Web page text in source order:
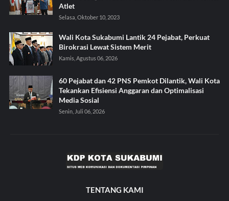
Atlet
Selasa, Oktober 10, 2023
Wali Kota Sukabumi Lantik 24 Pejabat, Perkuat
Birokrasi Lewat Sistem Merit
Kamis, Agustus 06, 2026
60 Pejabat dan 42 PNS Pemkot Dilantik, Wali Kota
Tekankan Efisiensi Anggaran dan Optimalisasi
Media Sosial
Senin, Juli 06, 2026
TENTANG KAMI